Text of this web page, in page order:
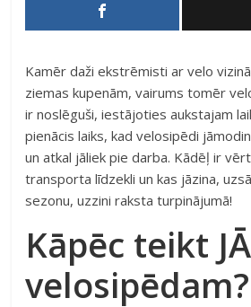
Kamēr daži ekstrēmisti ar velo
ziemas kupenām, vairums tomēr
ir noslēguši, iestājoties aukstajam
pienācis laiks, kad velosipēdi
un atkal jāliek pie darba. Kādēļ ir
transporta līdzekli un kas jāzina,
sezonu, uzzini raksta turpinājumā!
Kāpēc teikt JĀ
velosipēdam?